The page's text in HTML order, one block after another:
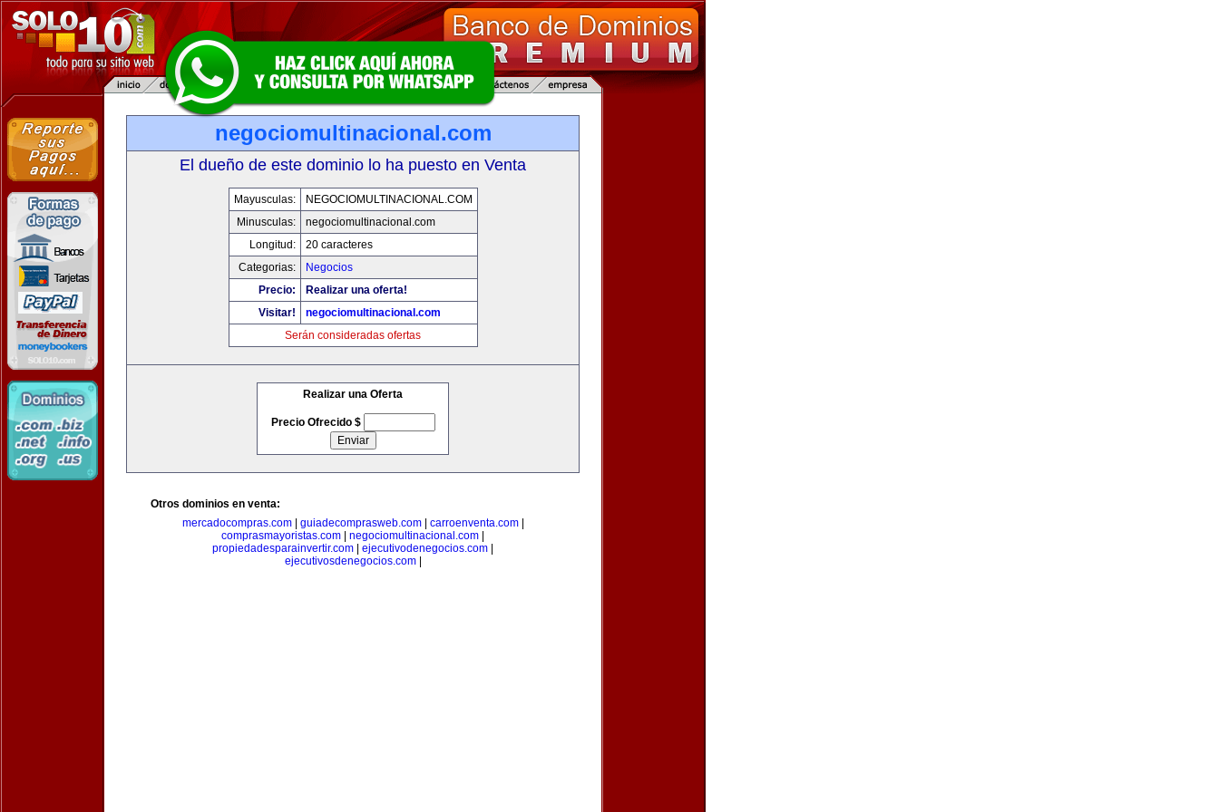
negociomultinacional.com
El dueño de este dominio lo ha puesto en Venta
Mayusculas:
NEGOCIOMULTINACIONAL.COM
Minusculas:
negociomultinacional.com
Longitud:
20 caracteres
Categorias:
Negocios
Precio:
Realizar una oferta!
Visitar!
negociomultinacional.com
Serán consideradas ofertas
Realizar una Oferta
Precio Ofrecido $
Otros dominios en venta:
mercadocompras.com| guiadecomprasweb.com| carroenventa.com|
comprasmayoristas.com
negociomultinacional.com
propiedadesparainvertir.com
ejecutivodenegocios.com
ejecutivosdenegocios.com|